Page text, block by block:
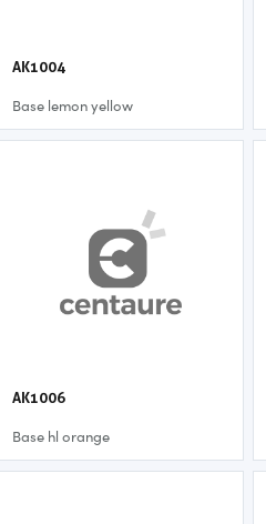
AK1004
Base lemon yellow
AK1006
Base hl orange